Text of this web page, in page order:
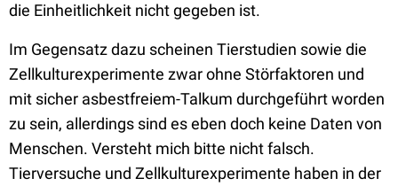
die Einheitlichkeit nicht gegeben ist.
Im Gegensatz dazu scheinen Tierstudien sowie die
Zellkulturexperimente zwar ohne Störfaktoren und
mit sicher asbestfreiem-Talkum durchgeführt worden
zu sein, allerdings sind es eben doch keine Daten von
Menschen. Versteht mich bitte nicht falsch.
Tierversuche und Zellkulturexperimente haben in der